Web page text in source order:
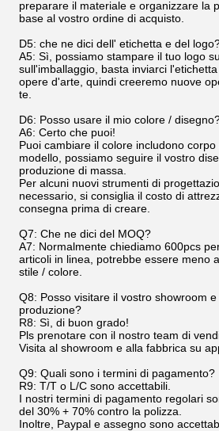
preparare il materiale e organizzare la
base al vostro ordine di acquisto.
D5: che ne dici dell' etichetta e del
A5: Sì, possiamo stampare il tuo logo
sull'imballaggio, basta inviarci
opere d'arte, quindi creeremo nuove
te.
D6: Posso usare il mio colore /
A6: Certo che puoi!
Puoi cambiare il colore includono
modello, possiamo seguire il vostro
produzione di massa.
Per alcuni nuovi strumenti di
necessario, si consiglia il costo di
consegna prima di creare.
Q7: Che ne dici del MOQ?
A7: Normalmente chiediamo 600pcs
articoli in linea, potrebbe essere meno
stile / colore.
Q8: Posso visitare il vostro showroom
produzione?
R8: Sì, di buon grado!
Pls prenotare con il nostro team di
Visita al showroom e alla fabbrica su
Q9: Quali sono i termini di pagamento?
R9: T/T o L/C sono accettabili.
I nostri termini di pagamento regolari
del 30% + 70% contro la polizza.
Inoltre, Paypal e assegno sono